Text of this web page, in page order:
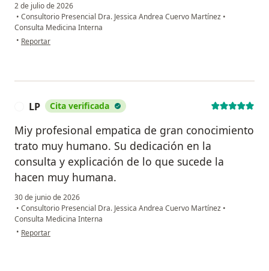
2 de julio de 2026
• Consultorio Presencial Dra. Jessica Andrea Cuervo Martínez •
Consulta Medicina Interna
• en opinión del usuario ML
Reportar
LP Cita verificada
Miy profesional empatica de gran conocimiento
trato muy humano. Su dedicación en la
consulta y explicación de lo que sucede la
hacen muy humana.
30 de junio de 2026
• Consultorio Presencial Dra. Jessica Andrea Cuervo Martínez •
Consulta Medicina Interna
• en opinión del usuario LP
Reportar